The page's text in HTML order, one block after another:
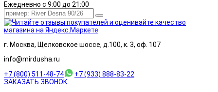
Ежедневно с 9:00 до 21:00
г. Москва, Щелковское шоссе, д.100, к. 3, оф. 107
info@mirdusha.ru
+7 (800) 511-48-74
+7 (933) 888-83-22
ЗАКАЗАТЬ ЗВОНОК